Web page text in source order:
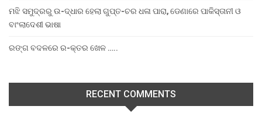
ମଝି ସମୁଦ୍ରରୁ ଉ-ଦ୍ଧାର ହେଲା ଗୁପ୍ତ-ଚର ଧଳା ପାରା, ଡେଣାରେ ପାକିସ୍ତାନୀ ଓ
ବାଂଲାଦେଶୀ ଭାଷା
ରଙ୍ଗ ବଦଳରେ ର-କ୍ତର ଖେଳ …..
RECENT COMMENTS